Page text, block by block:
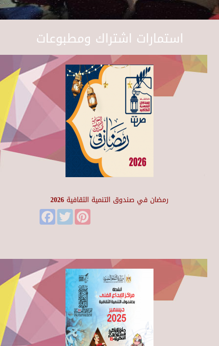
استمارات اشتراك ومطبوعات
رمضان في صندوق التنمية الثقافية 2026
FacebookTwitter